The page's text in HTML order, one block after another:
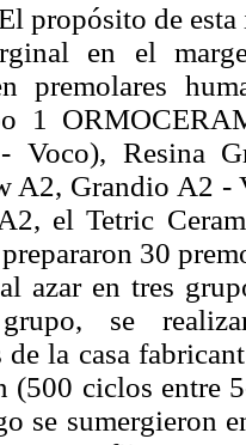
propósito de
en el
premolares
1
Voco), Resina
A2, Grandio A2 -
el Tetric
prepararon 30
azar en tres
se
la casa
(500 ciclos entre
se sumergieron